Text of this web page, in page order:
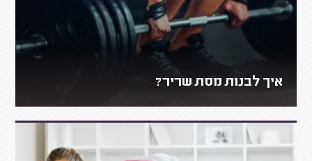
איך לבנות מסת שריר?